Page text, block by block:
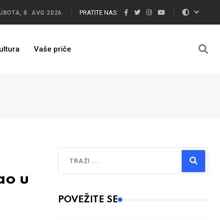
8. AVG 2026. PRATITE NAS:
Vaše priče
u
Type 2 or more characters for results.
POVEŽITE SE